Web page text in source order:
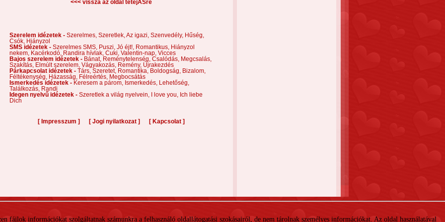
<<< vissza az oldal tetejĂŠre
Szerelem idézetek - Szerelmes, Szeretlek, Az igazi, Szenvedély, Hűség,
Csók,
Hiányzol
SMS idézetek - Szerelmes SMS, Puszi, Jó éjt!, Romantikus,
Hiányzol
nekem,
Kacérkodó, Randira hívlak, Cuki, Valentin-nap, Vicces
Bajos szerelem idézetek - Bánat, Reménytelenség, Csalódás,
Megcsalás,
Szakítás,
Elmúlt szerelem, Vágyakozás, Remény, Újrakezdés
Párkapcsolat idézetek - Társ, Szeretet, Romantika, Boldogság,
Bizalom,
Féltékenység,
Házasság, Félreértés,
Megbocsátás
Ismerkedés idézetek - Keresem a párom, Ismerkedés,
Lehetőség,
Találkozás,
Randi
Idegen nyelvű idézetek - Szeretlek a világ nyelvein, I love you,
Ich liebe
Dich
[ Impresszum ] [ Jogi nyilatkozat ] [ Kapcsolat ]
fájlok információkat szolgáltatnak számunkra a felhasználó oldallátogatási szokásairól, de nem tárolnak személyes információkat. Az oldal használatával